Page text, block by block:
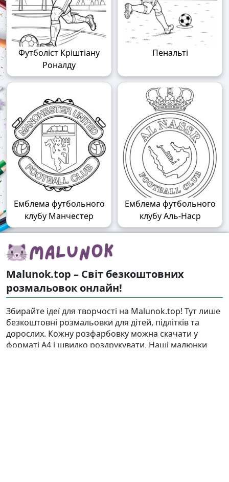
Футболіст Кріштіану
Роналду
Пенальті
Емблема футбольного
клубу Манчестер
Емблема футбольного
клубу Аль-Наср
Malunok.top – Світ безкоштовних
розмальовок онлайн!
Збирайте ідеї для творчості на Malunok.top! Тут лише
безкоштовні розмальовки для дітей, підлітків та
дорослих. Кожну розфарбовку можна скачати у
форматі А4 і швидко роздрукувати. Наші малюнки